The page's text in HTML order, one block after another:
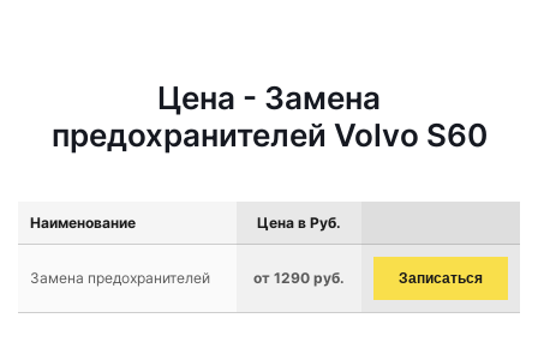
Цена - Замена
предохранителей Volvo S60
Наименование Цена в Руб.
Замена предохранителей от 1290 руб. Записаться